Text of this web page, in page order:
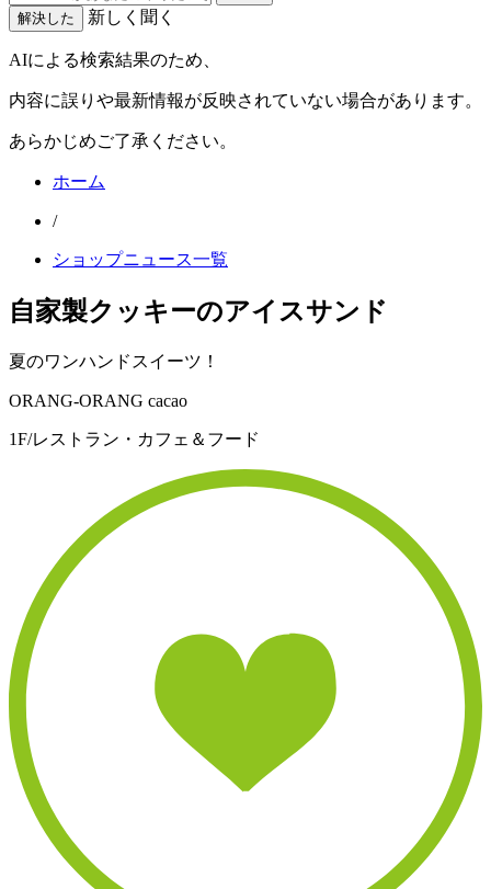
解決した 新しく聞く
AIによる検索結果のため、
内容に誤りや最新情報が反映されていない場合があります。
あらかじめご了承ください。
ホーム
/
ショップニュース一覧
自家製クッキーのアイスサンド
夏のワンハンドスイーツ！
ORANG-ORANG cacao
1F/レストラン・カフェ＆フード